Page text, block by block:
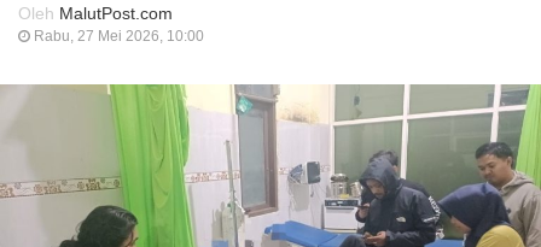
Oleh MalutPost.com
Rabu, 27 Mei 2026, 10:00